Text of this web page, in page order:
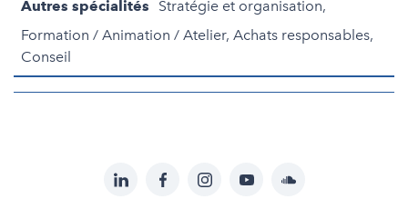
Autres spécialités
Stratégie et organisation,
Formation / Animation / Atelier, Achats responsables,
Conseil
LinkedInFacebookInstagramYouTubeSoundcloud